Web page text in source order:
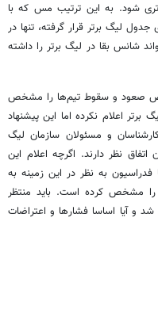
شود. به این ترتیب مس که با
لیگ برتر قرار گرفته، تنها در
بقا در لیگ برتر را داشته
صعود و سقوط تیم‌ها را مشخص
اعلام نکرده اما این پیشنهاد
و مسئولان سازمان لیگ
نظر دارند. اگرچه اعلام این
به نظر در این زمینه به
را مشخص کرده است. باید منتظر
و آیا اساسا فشارها و اعتراضات